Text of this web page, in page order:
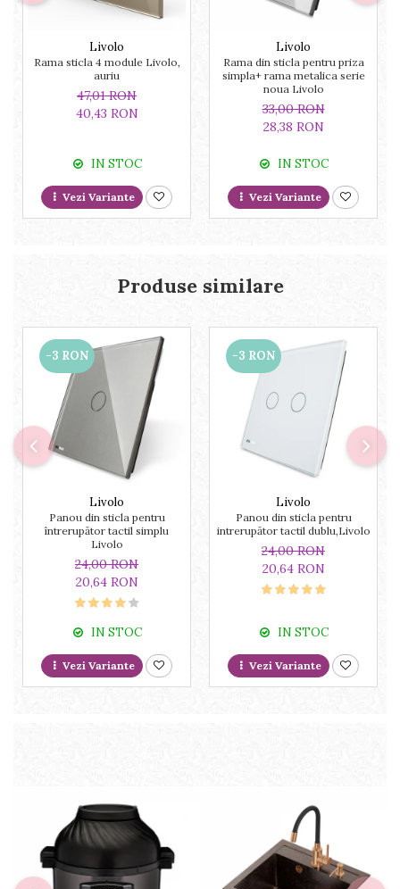
Livolo
Rama sticla 4 module Livolo,
auriu
47,01 RON
40,43 RON
IN STOC
Vezi Variante
Livolo
Rama din sticla pentru priza
simpla+ rama metalica serie
noua Livolo
33,00 RON
28,38 RON
IN STOC
Vezi Variante
Produse similare
-3 RON
Livolo
Panou din sticla pentru
întrerupător tactil simplu
Livolo
24,00 RON
20,64 RON
IN STOC
Vezi Variante
-3 RON
Livolo
Panou din sticla pentru
intrerupător tactil dublu,Livolo
24,00 RON
20,64 RON
IN STOC
Vezi Variante